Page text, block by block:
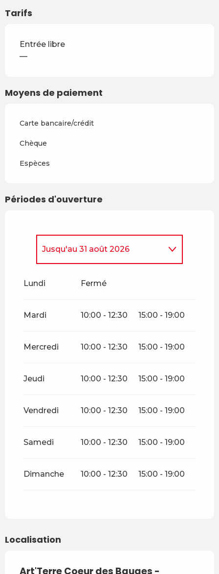
Tarifs
Entrée libre
—
Moyens de paiement
Carte bancaire/crédit
Chèque
Espèces
Périodes d'ouverture
2026
Jusqu'au 31 août 2026
novembre 2026
Lundi Fermé
Mardi 10:00 - 12:30 15:00 - 19:00
Mercredi 10:00 - 12:30 15:00 - 19:00
Jeudi 10:00 - 12:30 15:00 - 19:00
Vendredi 10:00 - 12:30 15:00 - 19:00
Samedi 10:00 - 12:30 15:00 - 19:00
Dimanche 10:00 - 12:30 15:00 - 19:00
Localisation